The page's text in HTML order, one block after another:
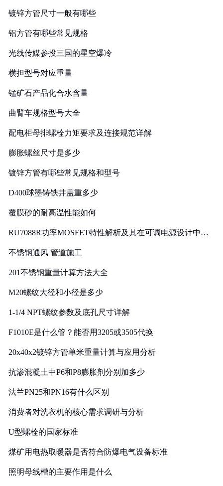
镀锌方管尺寸一般有哪些
铝方管有哪些常见规格
光线传媒参投三国的星空爆冷
横担型号对应重量
锰矿石产品化合水含量
曲臂车规格型号大全
配电柜母排螺栓力矩要求及连接规范详解
膨胀螺丝尺寸是多少
镀锌方管有哪些常见规格和型号
D400球墨铸铁井盖重多少
覆膜砂的耐高温性能如何
RU7088R功率MOSFET特性解析及其在可调电源设计中的
不锈钢通风 管道施工
201不锈钢重量计算方法大全
M20螺纹大径和小径是多少
1-1/4 NPT螺纹参数及底孔尺寸详解
F1010E是什么管？能否用3205或3505代换
20x40x2镀锌方管单米重量计算与应用分析
抗渗混凝土中P6和P8膨胀剂分别加多少
法兰PN25和PN16有什么区别
消费者对洗衣机的核心需求调研与分析
U型螺栓的国家标准
煤矿用电热取暖器是否符合防爆电气设备标准
照明母线槽的主要作用是什么